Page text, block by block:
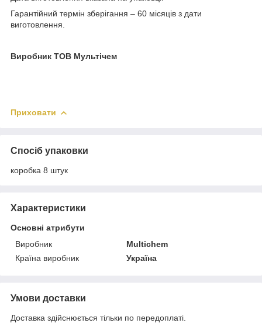
Гарантійний термін зберігання – 60 місяців з дати
виготовлення.
Виробник ТОВ Мультічем
Приховати
Спосіб упаковки
коробка 8 штук
Характеристики
Основні атрибути
Виробник
Multichem
Країна виробник
Україна
Умови доставки
Доставка здійснюється тільки по передоплаті.